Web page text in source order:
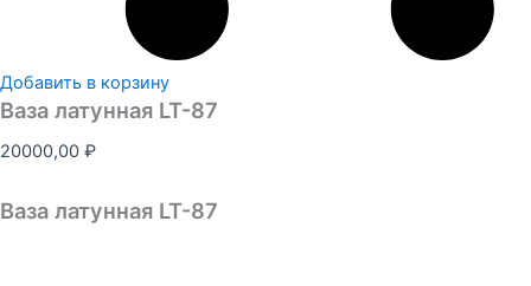
Добавить в корзину
Ваза латунная LT-87
20000,00 ₽
Ваза латунная LT-87